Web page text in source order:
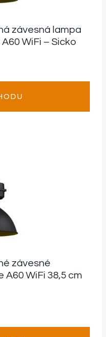
závesná lampa
WiFi – Sicko
závesné
WiFi 38,5 cm